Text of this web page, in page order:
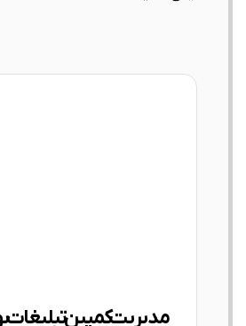
مدیریت کمپین تبلیغات